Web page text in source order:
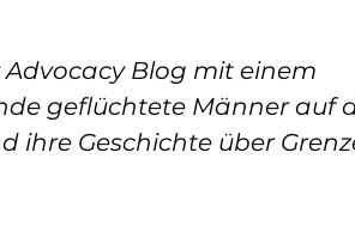
Blog mit einem
geflüchtete Männer auf
Geschichte über